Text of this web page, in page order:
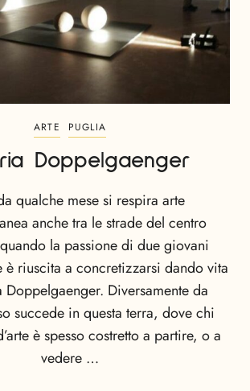
ARTE PUGLIA
Doppelgaenger
qualche mese si respira arte
anche tra le strade del centro
la passione di due giovani
è riuscita a concretizzarsi dando vita
Diversamente da
succede in questa terra, dove chi
è spesso costretto a partire, o a
vedere …